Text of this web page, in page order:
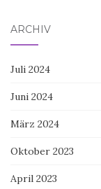
ARCHIV
Juli 2024
Juni 2024
März 2024
Oktober 2023
April 2023